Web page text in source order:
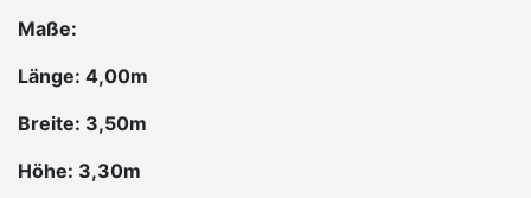
Maße:
Länge: 4,00m
Breite: 3,50m
Höhe: 3,30m